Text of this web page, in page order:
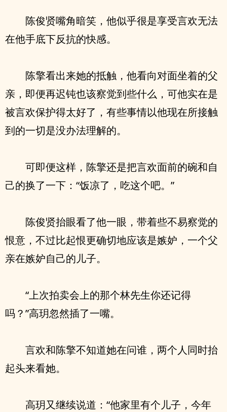
陈俊贤嘴角暗笑，他似乎很是享受言欢无法
在他手底下反抗的快感。
陈擎看出来她的抵触，他看向对面坐着的父
亲，即便再迟钝也该察觉到些什么，可他实在是
被言欢保护得太好了，有些事情以他现在所接触
到的一切是没办法理解的。
可即便这样，陈擎还是把言欢面前的碗和自
己的换了一下：“饭凉了，吃这个吧。”
陈俊贤抬眼看了他一眼，带着些不易察觉的
恨意，不过比起恨更确切地应该是嫉妒，一个父
亲在嫉妒自己的儿子。
“上次拍卖会上的那个林先生你还记得
吗？”高玥忽然插了一嘴。
言欢和陈擎不知道她在问谁，两个人同时抬
起头来看她。
高玥又继续说道：“他家里有个儿子，今年